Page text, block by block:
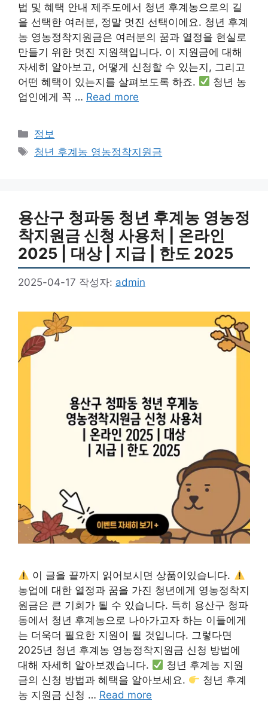
법 및 혜택 안내 제주도에서 청년 후계농으로의 길
을 선택한 여러분, 정말 멋진 선택이에요. 청년 후계
농 영농정착지원금은 여러분의 꿈과 열정을 현실로
만들기 위한 멋진 지원책입니다. 이 지원금에 대해
자세히 알아보고, 어떻게 신청할 수 있는지, 그리고
어떤 혜택이 있는지를 살펴보도록 하죠.
청년 농
업인에게 꼭 … Read more
카
테
고
정보
태
청년 후계농 영농정착지원금
용산구 청파동 청년 후계농 영농정
착지원금 신청 사용처 | 온라인
2025 | 대상 | 지급 | 한도 2025
2025-04-17 작성자: admin
이 글을 끝까지 읽어보시면 상품이있습니다.
농업에 대한 열정과 꿈을 가진 청년에게 영농정착지
원금은 큰 기회가 될 수 있습니다. 특히 용산구 청파
동에서 청년 후계농으로 나아가고자 하는 이들에게
는 더욱더 필요한 지원이 될 것입니다. 그렇다면
2025년 청년 후계농 영농정착지원금 신청 방법에
대해 자세히 알아보겠습니다.
청년 후계농 지원
금의 신청 방법과 혜택을 알아보세요.
청년 후계
농 지원금 신청 … Read more